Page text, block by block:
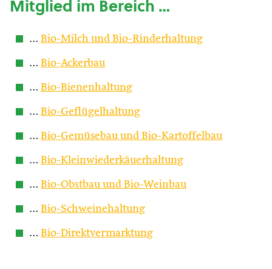
Mitglied im Bereich …
… Bio-Milch und Bio-Rinderhaltung
… Bio-Ackerbau
… Bio-Bienenhaltung
… Bio-Geflügelhaltung
… Bio-Gemüsebau und Bio-Kartoffelbau
… Bio-Kleinwiederkäuerhaltung
… Bio-Obstbau und Bio-Weinbau
… Bio-Schweinehaltung
… Bio-Direktvermarktung